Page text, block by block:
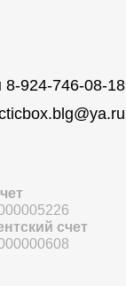
8-924-746-08-18
счет